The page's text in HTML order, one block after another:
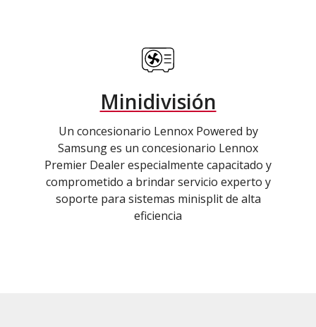
Minidivisión
Un concesionario Lennox Powered by
Samsung es un concesionario Lennox
Premier Dealer especialmente capacitado y
comprometido a brindar servicio experto y
soporte para sistemas minisplit de alta
eficiencia